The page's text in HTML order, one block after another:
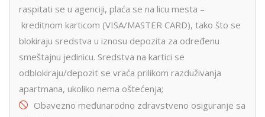
raspitati se u agenciji, plaća se na licu mesta –
kreditnom karticom (VISA/MASTER CARD), tako što se
blokiraju sredstva u iznosu depozita za određenu
smeštajnu jedinicu. Sredstva na kartici se
odblokiraju/depozit se vraća prilikom razduživanja
apartmana, ukoliko nema oštećenja;
Obavezno međunarodno zdravstveno osiguranje sa